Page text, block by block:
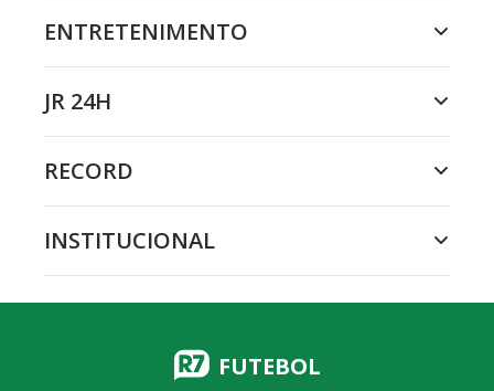
ENTRETENIMENTO
JR 24H
RECORD
INSTITUCIONAL
FUTEBOL